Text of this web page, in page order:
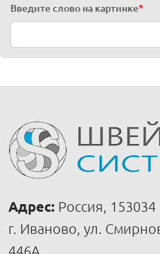
Введите слово на картинке*
Адрес: Россия, 153034
г. Иваново, ул.
446А